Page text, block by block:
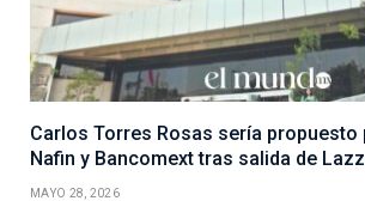
Carlos Torres Rosas sería propuesto
Nafin y Bancomext tras salida de
MAYO 28, 2026